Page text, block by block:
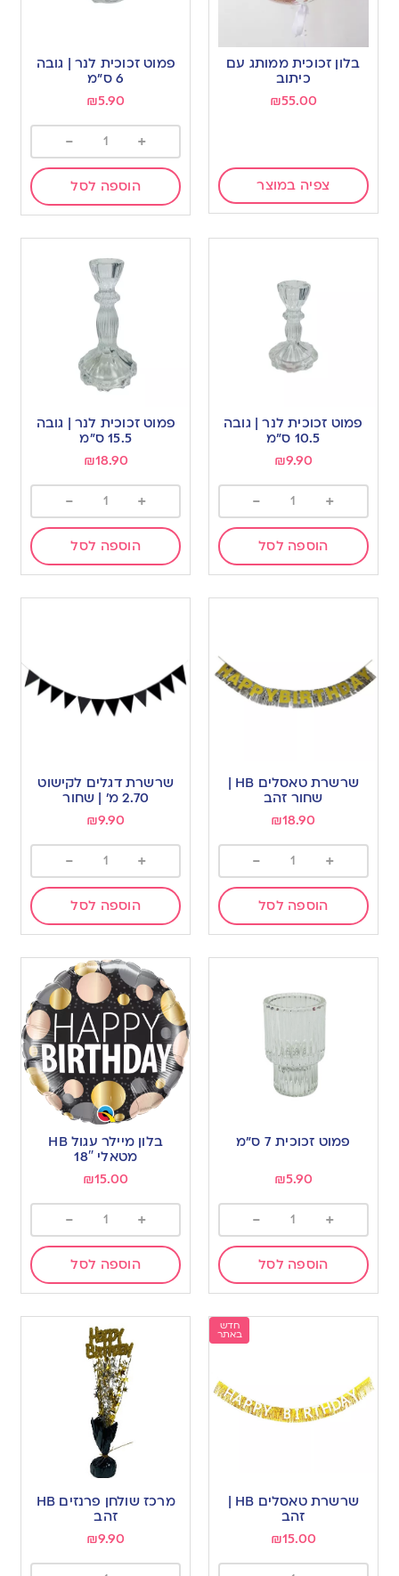
בלון זכוכית ממותג עם
כיתוב
₪55.00
צפיה במוצר
פמוט זכוכית לנר | גובה
6 ס”מ
₪5.90
+
-
הוספה לסל
פמוט זכוכית לנר | גובה
10.5 ס”מ
₪9.90
+
-
הוספה לסל
פמוט זכוכית לנר | גובה
15.5 ס”מ
₪18.90
+
-
הוספה לסל
שרשרת טאסלים HB |
שחור זהב
₪18.90
+
-
הוספה לסל
שרשרת דגלים לקישוט
2.70 מ’ | שחור
₪9.90
+
-
הוספה לסל
פמוט זכוכית 7 ס”מ
₪5.90
+
-
הוספה לסל
בלון מיילר עגול HB
מטאלי 18″
₪15.00
+
-
הוספה לסל
חדש
באתר
שרשרת טאסלים HB |
זהב
₪15.00
מרכז שולחן פרנזים HB
זהב
₪9.90